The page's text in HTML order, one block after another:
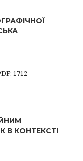
1712
В КОНТЕКСТІ